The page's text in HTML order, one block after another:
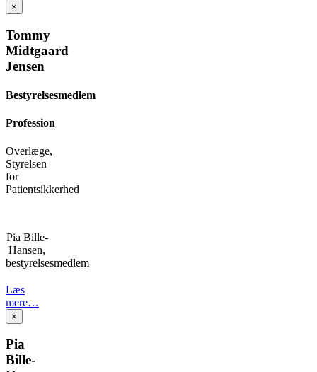
×
Tommy
Midtgaard
Jensen
Bestyrelsesmedlem
Profession
Overlæge,
Styrelsen
for
Patientsikkerhed
Pia Bille-
Hansen,
bestyrelsesmedlem
Læs
mere…
×
Pia
Bille-